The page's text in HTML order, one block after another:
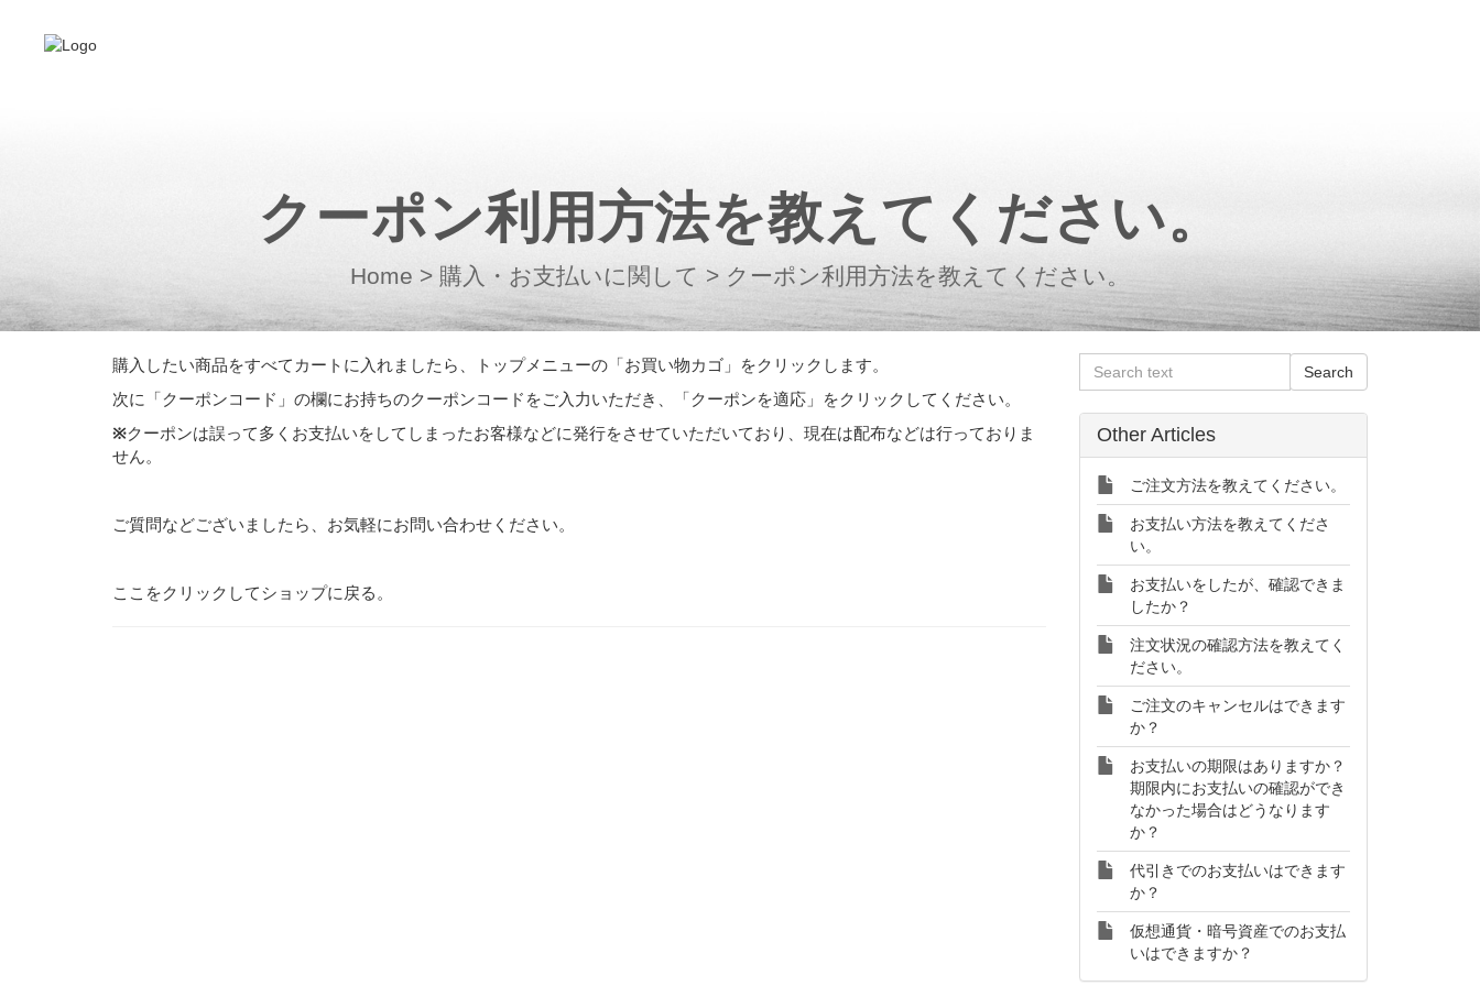
クーポン利用方法を教えてください。
Home > 購入・お支払いに関して > クーポン利用方法を教えてください。
購入したい商品をすべてカートに入れましたら、トップメニューの「お買い物カゴ 」をクリックします。
次に「クーポンコード」の欄にお持ちのクーポンコードをご入力いただき、「クーポンを適応」をクリックしてください。
※クーポンは誤って多くお支払いをしてしまったお客様などに発行をさせていただいており、現在は配布などは行っておりま
せん。
ご質問などございましたら、お気軽にお問い合わせ ください。
ここ をクリックしてショップに戻る。
Other Articles
ご注文方法を教えてください。
お支払い方法を教えてくださ
い。
お支払いをしたが、確認できま
したか？
注文状況の確認方法を教えてく
ださい。
ご注文のキャンセルはできます
か？
お支払いの期限はありますか？
期限内にお支払いの確認ができ
なかった場合はどうなります
か？
代引きでのお支払いはできます
か？
仮想通貨・暗号資産でのお支払
いはできますか？